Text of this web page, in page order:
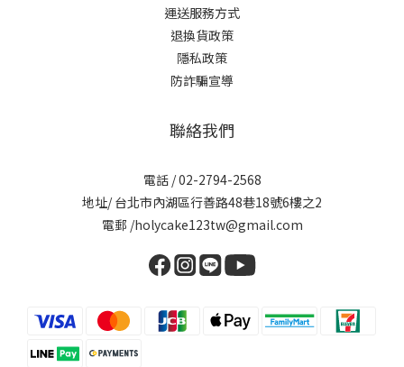
運送服務方式
退換貨政策
隱私政策
防詐騙宣導
聯絡我們
電話 / 02-2794-2568
地址/ 台北市內湖區行善路48巷18號6樓之2
電郵 /holycake123tw@gmail.com